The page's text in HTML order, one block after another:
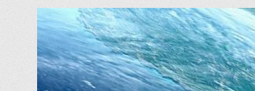
content